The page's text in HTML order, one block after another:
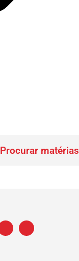
Procurar matérias